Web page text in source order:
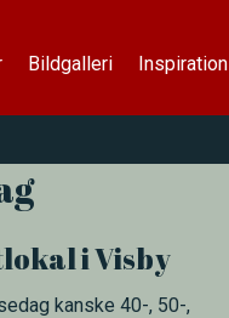
Bildgalleri Inspiration
i Visby
kanske 40-, 50-,